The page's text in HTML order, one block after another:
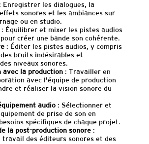
les dialogues, la
sonores et les ambiances sur
ou en studio.
Équilibrer et mixer les pistes audios
créer une bande son cohérente.
: Éditer les pistes audios, y compris
bruits indésirables et
niveaux sonores.
avec la production: Travailler en
avec l'équipe de production
et réaliser la vision sonore du
audio: Sélectionner et
de prise de son en
spécifiques de chaque projet.
la post-production sonore:
travail des éditeurs sonores et des